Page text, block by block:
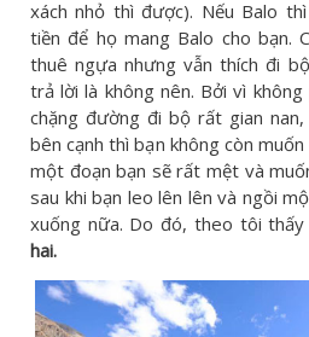
xách nhỏ thì được). Nếu Balo
tiền để họ mang Balo cho bạn.
thuê ngựa nhưng vẫn thích đi
trả lời là không nên. Bởi vì
chặng đường đi bộ rất gian
bên cạnh thì bạn không còn
một đoạn bạn sẽ rất mệt và
sau khi bạn leo lên lên và ngồi
xuống nữa. Do đó, theo tôi
hai.